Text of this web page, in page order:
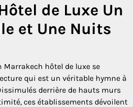
de Luxe Un
et Une Nuits
Marrakech hôtel de luxe se
qui est un véritable hymne à
derrière de hauts murs
ces établissements dévoilent